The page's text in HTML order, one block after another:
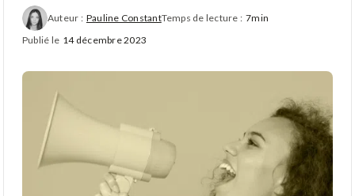
Auteur : Pauline ConstantTemps de lecture : 7min
Publié le 14 décembre 2023